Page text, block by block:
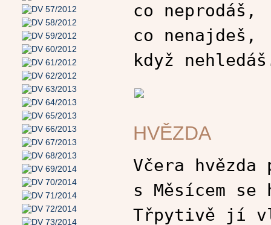
co neprodáš,
co nenajdeš,
když
HVĚZDA
Včera hvězda
s Měsícem se
Třpytivě jí